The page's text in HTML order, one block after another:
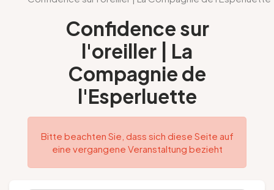
Meinen Aufenthalt vorbereiten
Unsere Vorschläge
Agenda
Confidence sur
l'oreiller | La
Compagnie de
l'Esperluette
Bitte beachten Sie, dass sich diese Seite auf
eine vergangene Veranstaltung bezieht